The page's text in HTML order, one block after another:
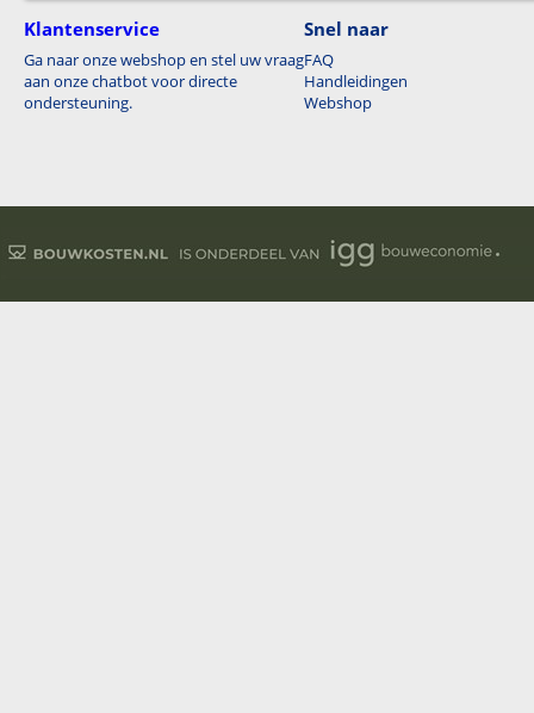
Klantenservice
Ga naar onze webshop en stel uw vraag
aan onze chatbot voor directe
ondersteuning.
Snel naar
FAQ
Handleidingen
Webshop